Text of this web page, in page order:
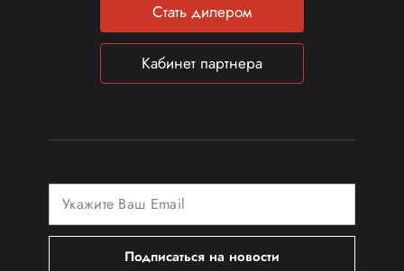
Стать дилером
Кабинет партнера
Подписаться на новости